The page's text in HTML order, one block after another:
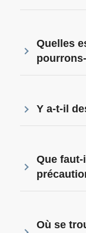
Quelles
Y a-t-il
Que
Où se